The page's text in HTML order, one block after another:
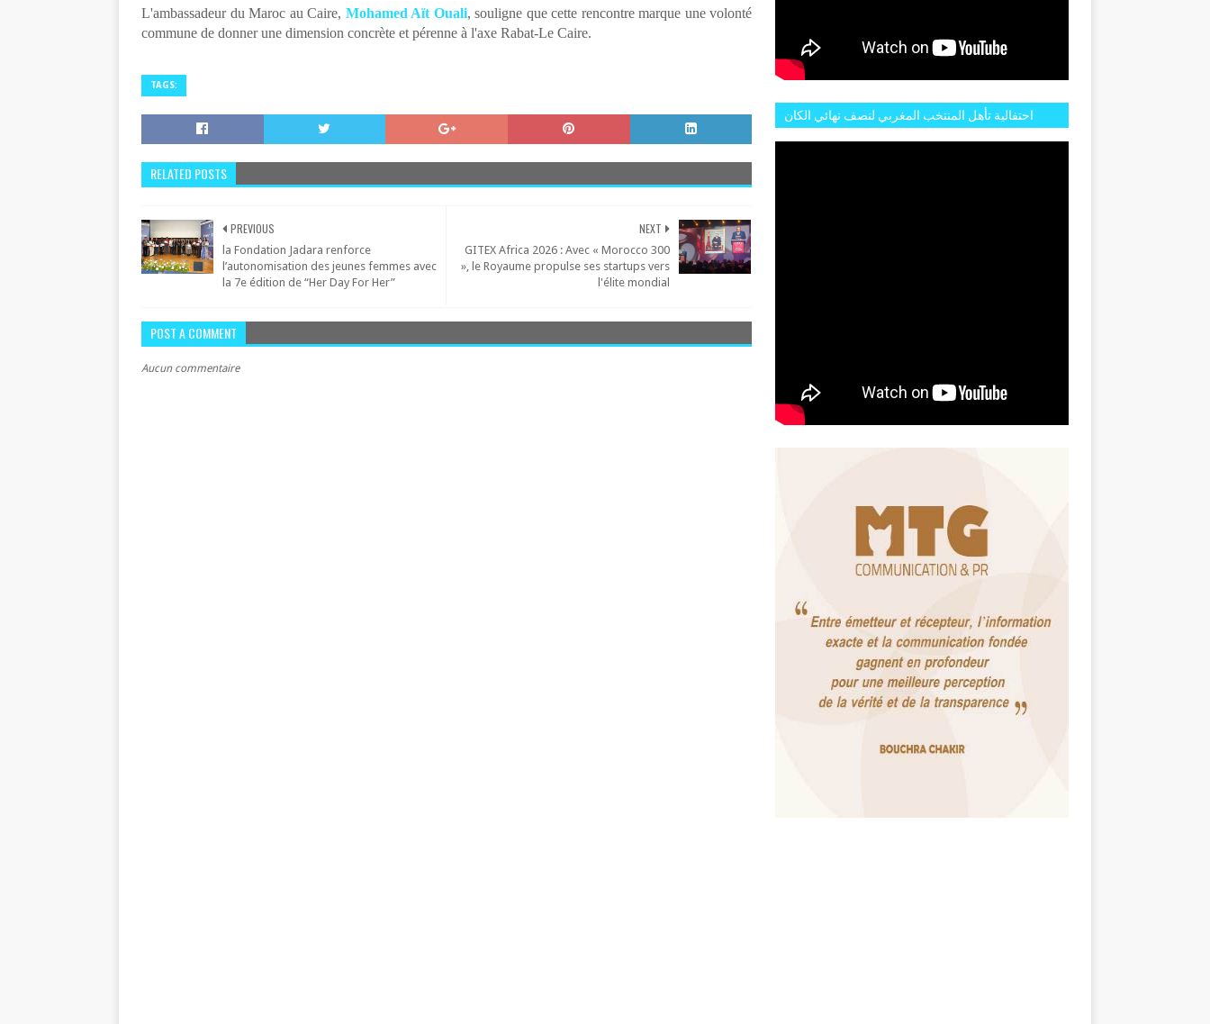
L'ambassadeur du Maroc au Caire, Mohamed Aït Ouali, souligne que cette rencontre marque une volonté
commune de donner une dimension concrète et pérenne à l'axe Rabat-Le Caire.
TAGS:
RELATED POSTS
NEXT
GITEX Africa 2026 : Avec « Morocco 300
», le Royaume propulse ses startups vers
l'élite mondial
PREVIOUS
la Fondation Jadara renforce
l’autonomisation des jeunes femmes avec
la 7e édition de “Her Day For Her”
POST A COMMENT
Aucun commentaire
احتفالية تأهل المنتخب المغربي لنصف نهائي الكان